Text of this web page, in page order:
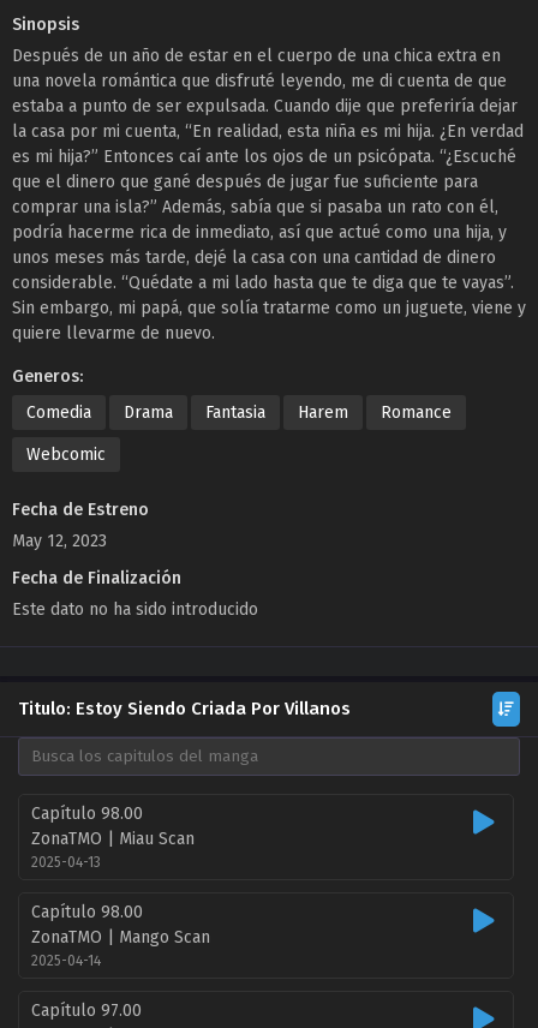
Sinopsis
Después de un año de estar en el cuerpo de una chica extra en
una novela romántica que disfruté leyendo, me di cuenta de que
estaba a punto de ser expulsada. Cuando dije que preferiría dejar
la casa por mi cuenta, “En realidad, esta niña es mi hija. ¿En verdad
es mi hija?” Entonces caí ante los ojos de un psicópata. “¿Escuché
que el dinero que gané después de jugar fue suficiente para
comprar una isla?” Además, sabía que si pasaba un rato con él,
podría hacerme rica de inmediato, así que actué como una hija, y
unos meses más tarde, dejé la casa con una cantidad de dinero
considerable. “Quédate a mi lado hasta que te diga que te vayas”.
Sin embargo, mi papá, que solía tratarme como un juguete, viene y
quiere llevarme de nuevo.
Generos:
Comedia
Drama Fantasia Harem Romance
Webcomic
Fecha de Estreno
May 12, 2023
Fecha de Finalización
Este dato no ha sido introducido
Titulo: Estoy Siendo Criada Por Villanos
Capítulo 98.00
ZonaTMO | Miau Scan
2025-04-13
Capítulo 98.00
ZonaTMO | Mango Scan
2025-04-14
Capítulo 97.00